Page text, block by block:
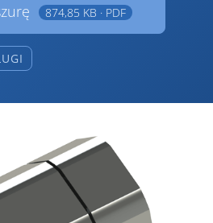
874,85 KB · PDF